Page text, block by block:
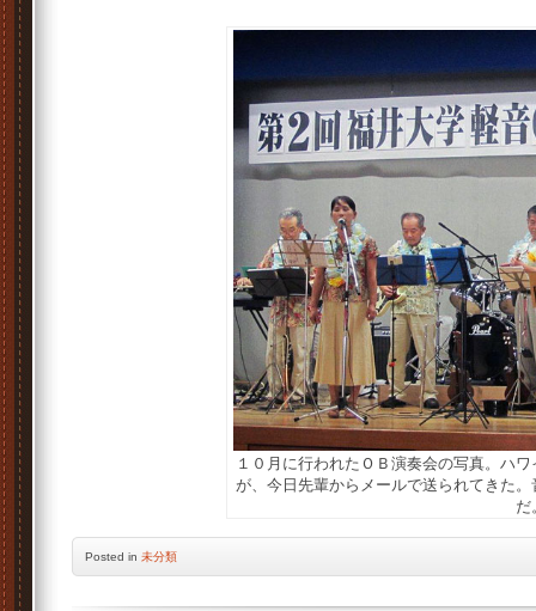
１０月に行われたＯＢ演奏会の写真。ハ
が、今日先輩からメールで送られてきた
だ
Posted in 未分類